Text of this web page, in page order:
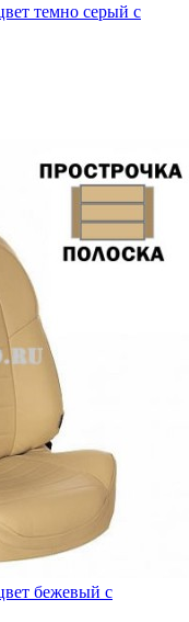
темно серый с
бежевый с